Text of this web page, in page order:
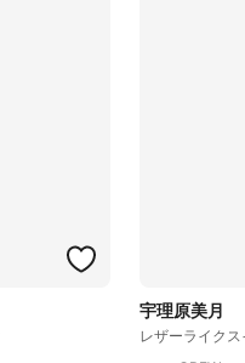
宇理原美月
レザーライク